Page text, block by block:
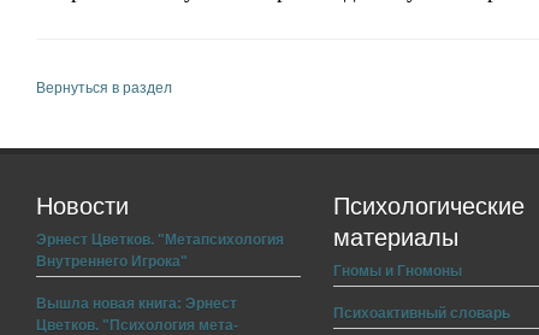
Вернуться в раздел
Новости
Эрнест Цветков. "Метапсихология
Внутреннего Игрока"
Вышла новая книга: Эрнест
Цветков. "Психология мета-
Психологические
материалы
Гномы и Гномоны
Психоактивный словарь